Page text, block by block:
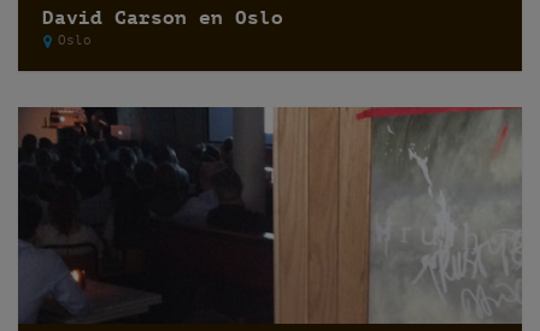
David Carson en Oslo
Oslo